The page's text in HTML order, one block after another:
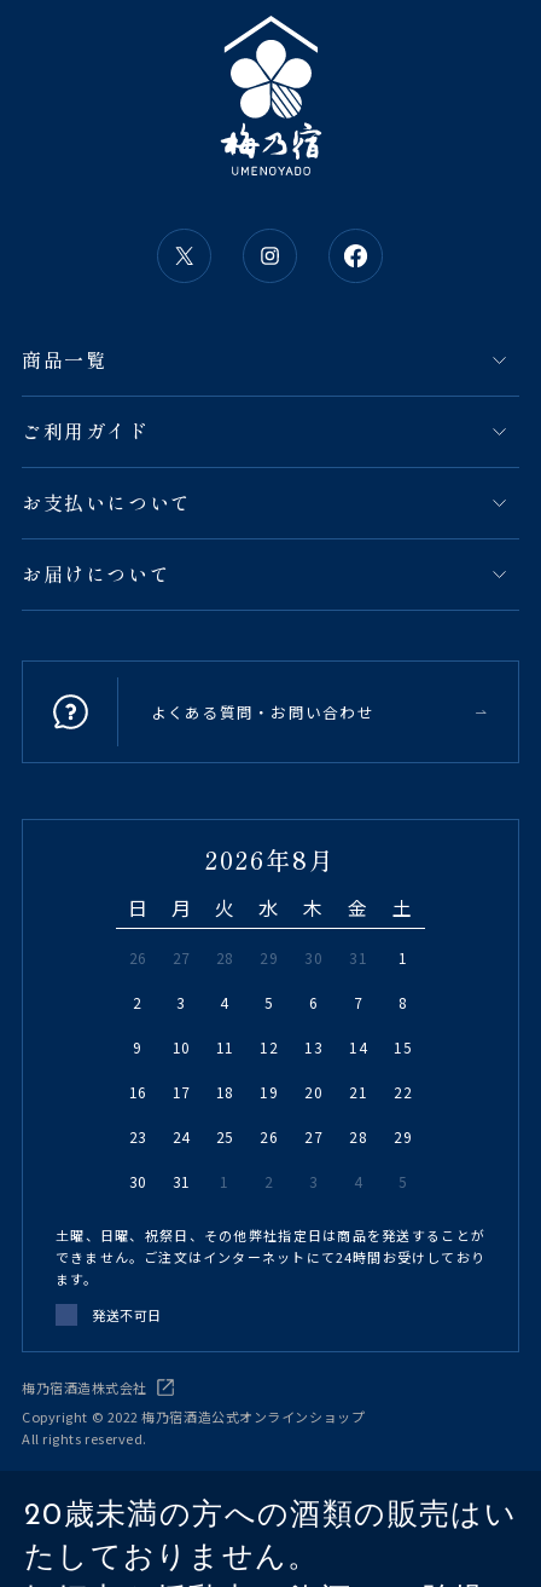
商品一覧
ご利用ガイド
お支払いについて
お届けについて
よくある質問・お問い合わせ
2026年8月
日 月 火 水 木 金 土
26 27 28 29 30 31 1
2 3 4 5 6 7 8
9 10 11 12 13 14 15
16 17 18 19 20 21 22
23 24 25 26 27 28 29
30 31 1 2 3 4 5
土曜、日曜、祝祭日、その他弊社指定日は商品を発送することが
できません。ご注文はインターネットにて24時間お受けしており
ます。
発送不可日
梅乃宿酒造株式会社
Copyright © 2022 梅乃宿酒造公式オンラインショップ
All rights reserved.
20歳未満の方への酒類の販売はい
たしておりません。